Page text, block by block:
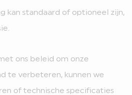
kan standaard of optioneel zijn,
ons beleid om onze
te verbeteren, kunnen we
of technische specificaties